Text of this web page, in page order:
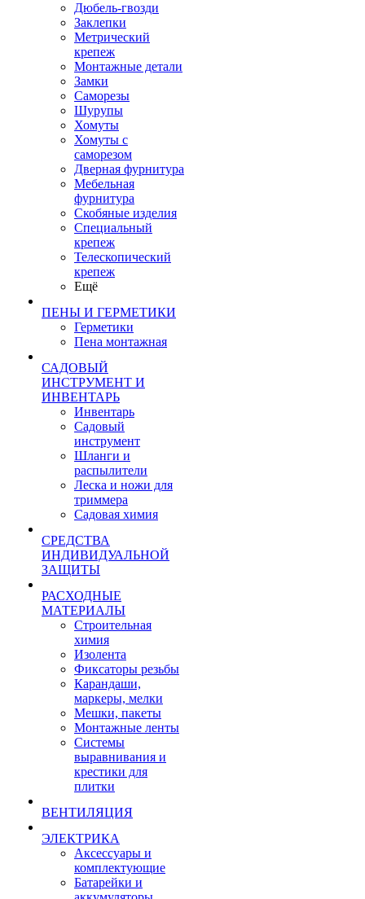
Дюбель-гвозди
Заклепки
Метрический
крепеж
Монтажные детали
Замки
Саморезы
Шурупы
Хомуты
Хомуты с
саморезом
Дверная фурнитура
Мебельная
фурнитура
Скобяные изделия
Специальный
крепеж
Телескопический
крепеж
Ещё
ПЕНЫ И ГЕРМЕТИКИ
Герметики
Пена монтажная
САДОВЫЙ
ИНСТРУМЕНТ И
ИНВЕНТАРЬ
Инвентарь
Садовый
инструмент
Шланги и
распылители
Леска и ножи для
триммера
Садовая химия
СРЕДСТВА
ИНДИВИДУАЛЬНОЙ
ЗАЩИТЫ
РАСХОДНЫЕ
МАТЕРИАЛЫ
Строительная
химия
Изолента
Фиксаторы резьбы
Карандаши,
маркеры, мелки
Мешки, пакеты
Монтажные ленты
Системы
выравнивания и
крестики для
плитки
ВЕНТИЛЯЦИЯ
ЭЛЕКТРИКА
Аксессуары и
комплектующие
Батарейки и